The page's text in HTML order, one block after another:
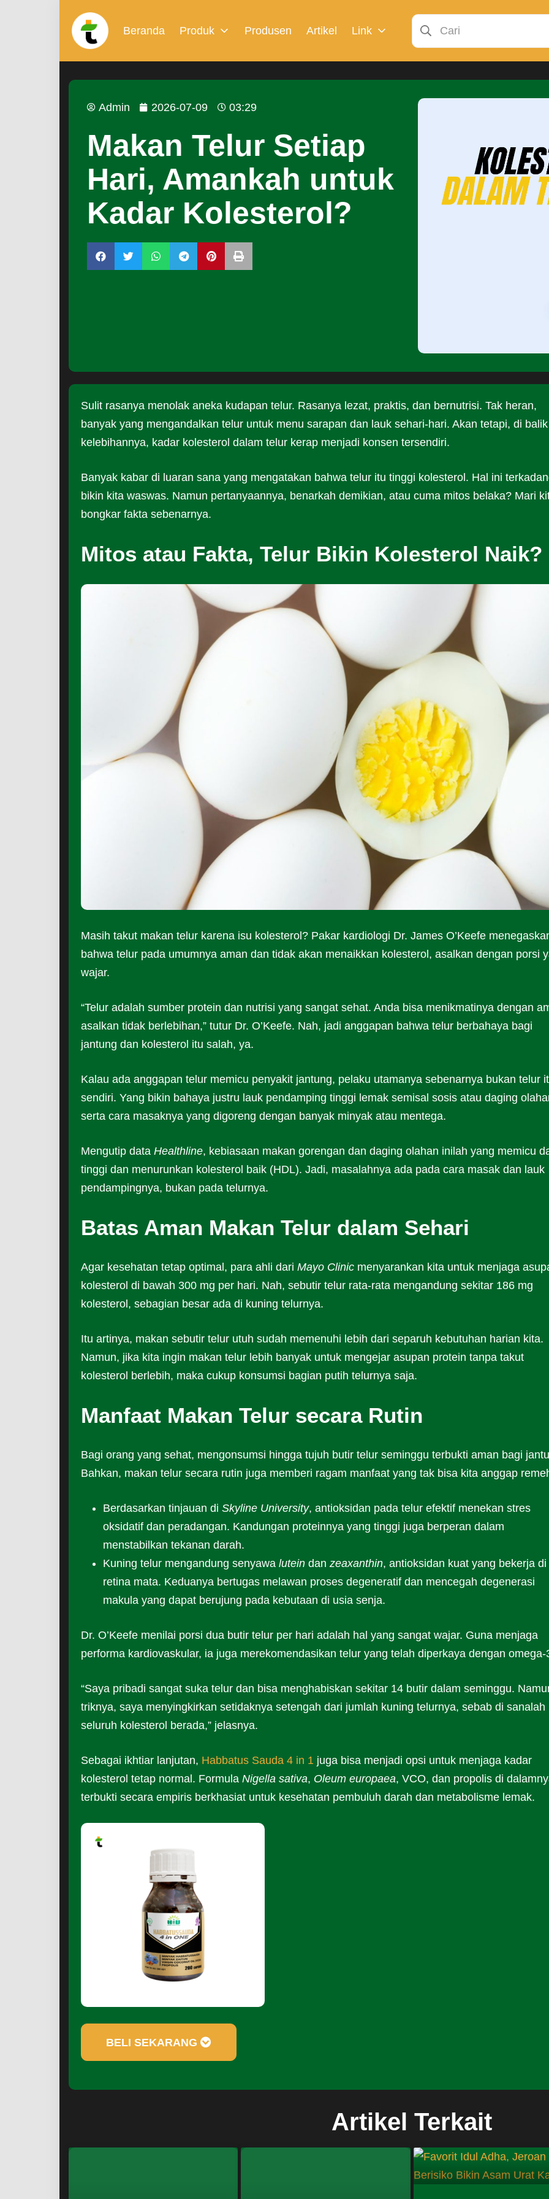
Beranda Produk Produsen Artikel Link
Admin 2026-07-09 03:29
Makan Telur Setiap
Hari, Amankah untuk
Kadar Kolesterol?
Sulit rasanya menolak aneka kudapan telur. Rasanya lezat, praktis, dan bernutrisi. Tak heran,
banyak yang mengandalkan telur untuk menu sarapan dan lauk sehari-hari. Akan tetapi, di balik
kelebihannya, kadar kolesterol dalam telur kerap menjadi konsen tersendiri.
Banyak kabar di luaran sana yang mengatakan bahwa telur itu tinggi kolesterol. Hal ini
bikin kita waswas. Namun pertanyaannya, benarkah demikian, atau cuma mitos belaka? Mari
bongkar fakta sebenarnya.
Mitos atau Fakta, Telur Bikin Kolesterol Naik?
Masih takut makan telur karena isu kolesterol? Pakar kardiologi Dr. James O’Keefe
bahwa telur pada umumnya aman dan tidak akan menaikkan kolesterol, asalkan dengan porsi
wajar.
“Telur adalah sumber protein dan nutrisi yang sangat sehat. Anda bisa menikmatinya dengan
asalkan tidak berlebihan,” tutur Dr. O’Keefe. Nah, jadi anggapan bahwa telur berbahaya bagi
jantung dan kolesterol itu salah, ya.
Kalau ada anggapan telur memicu penyakit jantung, pelaku utamanya sebenarnya bukan telur
sendiri. Yang bikin bahaya justru lauk pendamping tinggi lemak semisal sosis atau daging
serta cara masaknya yang digoreng dengan banyak minyak atau mentega.
Mengutip data Healthline, kebiasaan makan gorengan dan daging olahan inilah yang memicu
tinggi dan menurunkan kolesterol baik (HDL). Jadi, masalahnya ada pada cara masak dan lauk
pendampingnya, bukan pada telurnya.
Batas Aman Makan Telur dalam Sehari
Agar kesehatan tetap optimal, para ahli dari Mayo Clinic menyarankan kita untuk menjaga
kolesterol di bawah 300 mg per hari. Nah, sebutir telur rata-rata mengandung sekitar 186 mg
kolesterol, sebagian besar ada di kuning telurnya.
Itu artinya, makan sebutir telur utuh sudah memenuhi lebih dari separuh kebutuhan harian kita.
Namun, jika kita ingin makan telur lebih banyak untuk mengejar asupan protein tanpa takut
kolesterol berlebih, maka cukup konsumsi bagian putih telurnya saja.
Manfaat Makan Telur secara Rutin
Bagi orang yang sehat, mengonsumsi hingga tujuh butir telur seminggu terbukti aman bagi
Bahkan, makan telur secara rutin juga memberi ragam manfaat yang tak bisa kita anggap
Berdasarkan tinjauan di Skyline University, antioksidan pada telur efektif menekan stres
oksidatif dan peradangan. Kandungan proteinnya yang tinggi juga berperan dalam
menstabilkan tekanan darah.
Kuning telur mengandung senyawa lutein dan zeaxanthin, antioksidan kuat yang bekerja di
retina mata. Keduanya bertugas melawan proses degeneratif dan mencegah degenerasi
makula yang dapat berujung pada kebutaan di usia senja.
Dr. O’Keefe menilai porsi dua butir telur per hari adalah hal yang sangat wajar. Guna menjaga
performa kardiovaskular, ia juga merekomendasikan telur yang telah diperkaya dengan omega-
“Saya pribadi sangat suka telur dan bisa menghabiskan sekitar 14 butir dalam seminggu.
triknya, saya menyingkirkan setidaknya setengah dari jumlah kuning telurnya, sebab di sanalah
seluruh kolesterol berada,” jelasnya.
Sebagai ikhtiar lanjutan, Habbatus Sauda 4 in 1 juga bisa menjadi opsi untuk menjaga kadar
kolesterol tetap normal. Formula Nigella sativa, Oleum europaea, VCO, dan propolis di
terbukti secara empiris berkhasiat untuk kesehatan pembuluh darah dan metabolisme lemak.
BELI SEKARANG
Artikel Terkait